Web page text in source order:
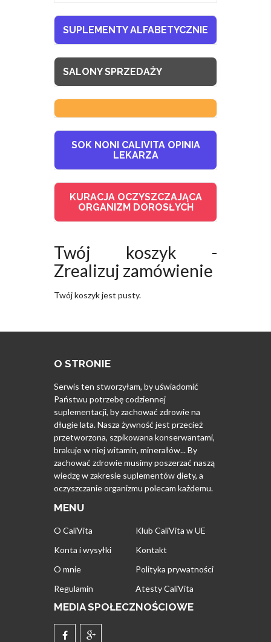
SUPLEMENTY ALFABETYCZNIE
SALONY SPRZEDAŻY
SOK NONI CALIVITA OPINIA
LEKARZA
KURACJA OCZYSZCZAJĄCA
ORGANIZM DOROSŁYCH
Twój koszyk -
Zrealizuj zamówienie
Twój koszyk jest pusty.
O STRONIE
Serwis ten stworzyłam, by uświadomić
Państwu potrzebę codziennej
suplementacji, by zachować zdrowie na
długie lata. Nasza żywność jest przecież
przetworzona, szpikowana konserwantami,
brakuje w niej witamin, minerałów... By
zachować zdrowie musimy poszerzać naszą
wiedzę w zakresie suplementów diety, a
oczyszczanie organizmu polecam każdemu.
MENU
O CaliVita
Klub CaliVita w UE
Konta i wysyłki
Kontakt
O mnie
Polityka prywatności
Regulamin
Atesty CaliVita
MEDIA SPOŁECZNOŚCIOWE